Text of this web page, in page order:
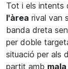
Tot i els intents
l'àrea rival van
banda dreta
per doble
situació per als
partit amb